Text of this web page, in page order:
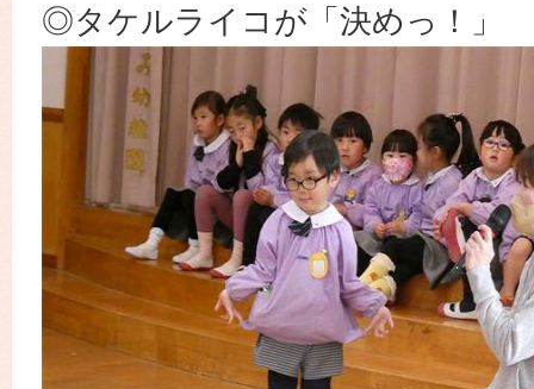
◎タケルライコが「決めっ！」